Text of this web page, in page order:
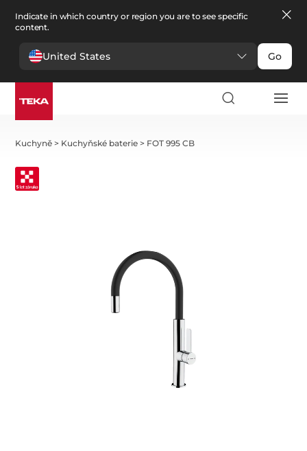
Indicate in which country or region you are to see specific
content.
United States Go
Kuchyně > Kuchyňské baterie > FOT 995 CB